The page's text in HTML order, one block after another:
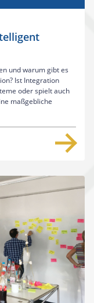
und warum gibt es
Ist Integration
oder spielt auch
maßgebliche